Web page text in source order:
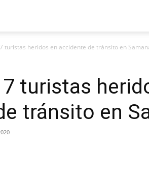
turistas heridos en accidente de tránsito en
turistas
tránsito en